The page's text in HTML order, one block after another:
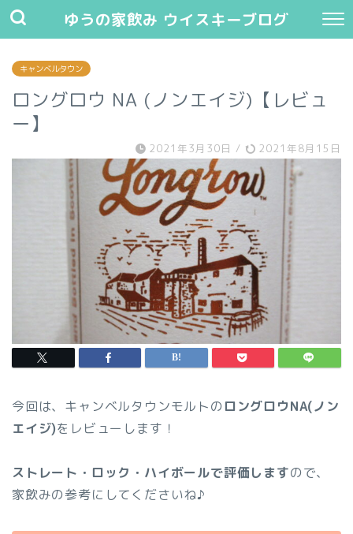
ゆうの家飲み ウイスキーブログ
キャンベルタウン
ロングロウ NA (ノンエイジ)【レビュ
ー】
2021年3月30日 / 2021年8月15日
今回は、キャンベルタウンモルトのロングロウNA(ノン
エイジ)をレビューします！
ストレート・ロック・ハイボールで評価しますので、
家飲みの参考にしてくださいね♪